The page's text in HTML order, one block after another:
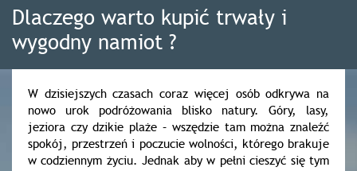
Dlaczego warto kupić trwały i
wygodny namiot ?
W dzisiejszych czasach coraz więcej osób odkrywa na
nowo urok podróżowania blisko natury. Góry, lasy,
jeziora czy dzikie plaże – wszędzie tam można znaleźć
spokój, przestrzeń i poczucie wolności, którego brakuje
w codziennym życiu. Jednak aby w pełni cieszyć się tym